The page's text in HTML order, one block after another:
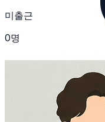
미출근
0명
여러 인증 신호를 종합